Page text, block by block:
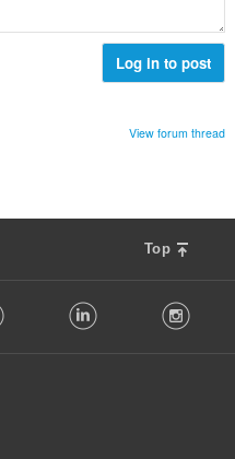
Log in to post
View forum thread
Top
LinkedIn